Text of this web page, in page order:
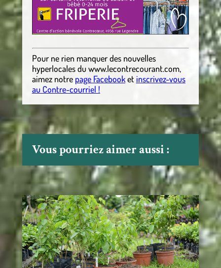
Pour ne rien manquer des nouvelles
hyperlocalesdu www.lecontrecourant.com,
aimez notre page Facebooket inscrivez-vous
au Contre-courriel !
Vous pourriez aimer aussi :